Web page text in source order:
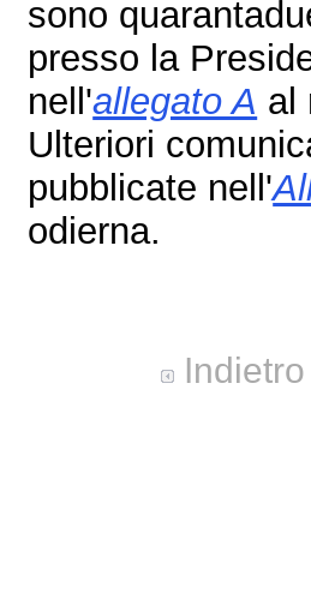
sono
presso la
nell'allegato A al
Ulteriori
pubblicate nell'
odierna.
Indietro